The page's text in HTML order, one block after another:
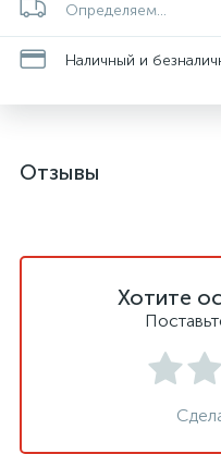
Определяем...
Наличный и
Отзывы
Хотите